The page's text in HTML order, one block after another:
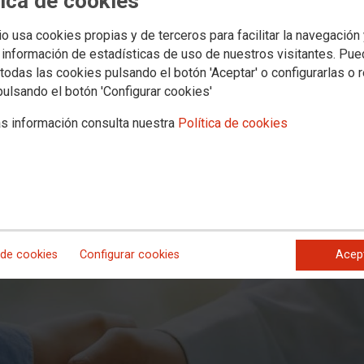
usa cookies propias y de terceros para facilitar la navegación
de estadísticas de uso de nuestros visitantes.
las cookies pulsando el botón 'Aceptar' o configurarlas o
el botón 'Configurar cookies'
información consulta nuestra Política de cookies
cookies Configurar cookies
al SIMA frente al bloqueo de
y festivos
queremos aclarar la situación actual y proponer soluciones
a nuestra conciliación.